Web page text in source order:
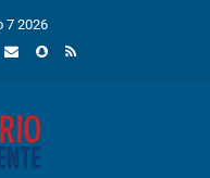
7 2026